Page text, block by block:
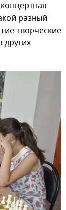
разный
творческие
других